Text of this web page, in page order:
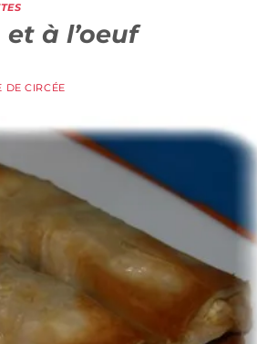
à l’oeuf
DE CIRCÉE